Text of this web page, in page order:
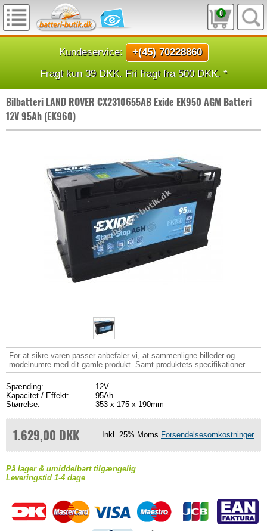
0
Kundeservice:
+(45) 70228860
Fragt kun 39 DKK. Fri fragt fra 500 DKK. *
Bilbatteri LAND ROVER CX2310655AB Exide EK950 AGM Batteri
12V 95Ah (EK960)
For at sikre varen passer anbefaler vi, at sammenligne billeder og
modelnumre med dit gamle produkt. Samt produktets specifikationer.
Spænding:
12V
Kapacitet / Effekt:
95Ah
Størrelse:
353 x 175 x 190mm
1.629,00 DKK Inkl. 25% Moms Forsendelsesomkostninger
På lager & umiddelbart tilgængelig
Leveringstid 1-4 dage